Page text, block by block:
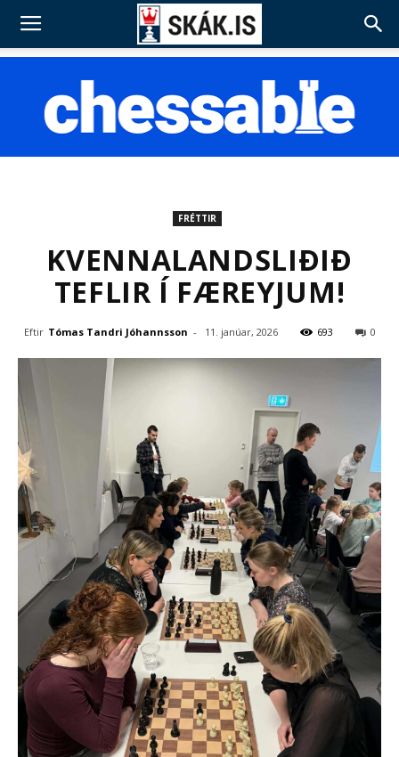
FRÉTTIR
KVENNALANDSLIÐIÐ
TEFLIR Í FÆREYJUM!
Eftir Tómas Tandri Jóhannsson - 11. janúar, 2026 693 0